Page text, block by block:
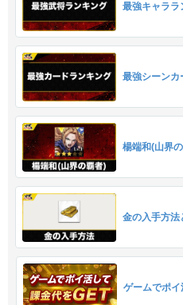
最強キャララ
最強シーンカ
楊端和(山界
金の入手方法
ゲームでポイ